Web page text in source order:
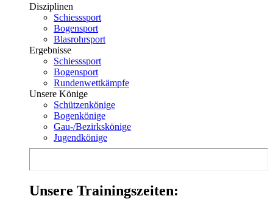
Disziplinen
Schiesssport
Bogensport
Blasrohrsport
Ergebnisse
Schiesssport
Bogensport
Rundenwettkämpfe
Unsere Könige
Schützenkönige
Bogenkönige
Gau-/Bezirkskönige
Jugendkönige
Unsere Trainingszeiten: